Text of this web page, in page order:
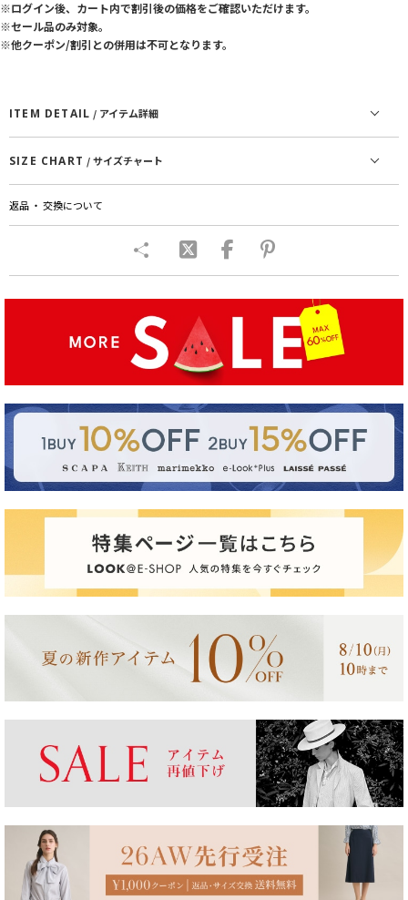
※ログイン後、カート内で割引後の価格をご確認いただけます。
※セール品のみ対象。
※他クーポン/割引との併用は不可となります。
ITEM DETAIL / アイテム詳細
SIZE CHART / サイズチャート
返品 ・ 交換について